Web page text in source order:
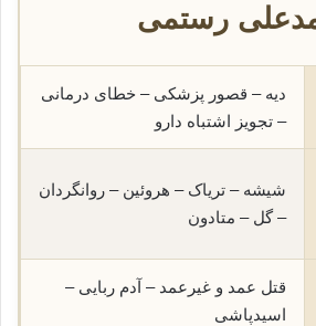
رستمی
دیه – قصور پزشکی – خطای درمانی
– تجویز اشتباه دارو
شیشه – تریاک – هروئین – روانگردان
– گل – متادون
قتل عمد و غیرعمد – آدم ربایی –
اسیدپاشی